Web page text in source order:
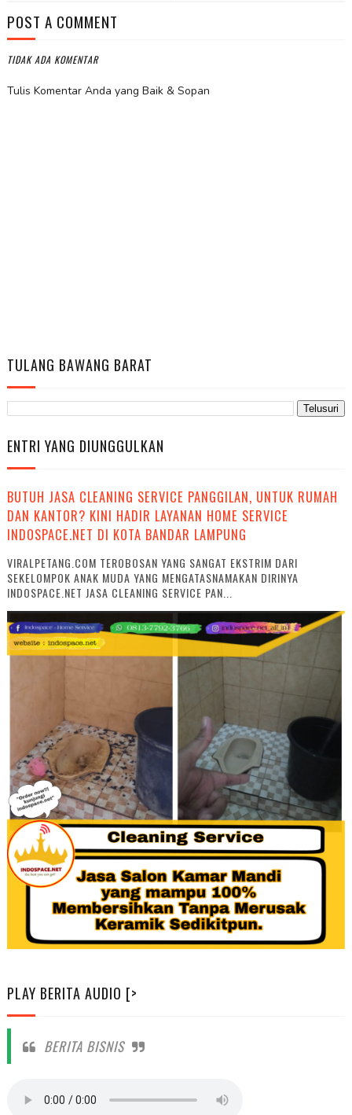
POST A COMMENT
TIDAK ADA KOMENTAR
Tulis Komentar Anda yang Baik & Sopan
TULANG BAWANG BARAT
ENTRI YANG DIUNGGULKAN
BUTUH JASA CLEANING SERVICE PANGGILAN, UNTUK RUMAH
DAN KANTOR? KINI HADIR LAYANAN HOME SERVICE
INDOSPACE.NET DI KOTA BANDAR LAMPUNG
VIRALPETANG.COM TEROBOSAN YANG SANGAT EKSTRIM DARI
SEKELOMPOK ANAK MUDA YANG MENGATASNAMAKAN DIRINYA
INDOSPACE.NET JASA CLEANING SERVICE PAN...
PLAY BERITA AUDIO [>
BERITA BISNIS